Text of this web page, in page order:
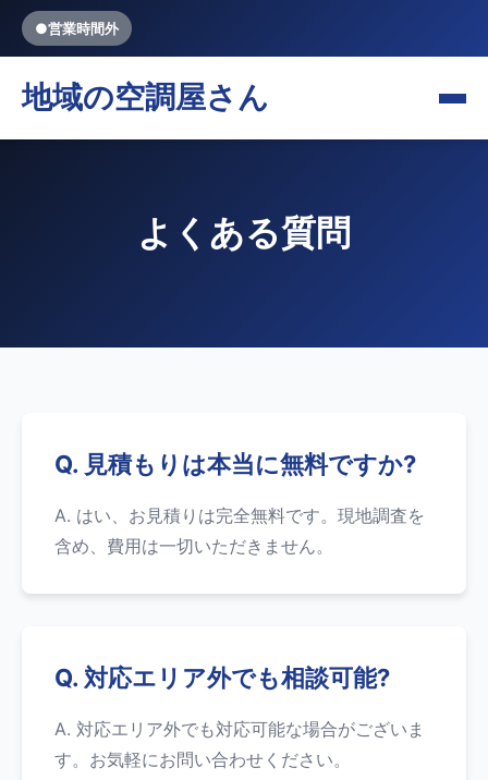
●営業時間外
地域の空調屋さん
よくある質問
Q. 見積もりは本当に無料ですか?
A. はい、お見積りは完全無料です。現地調査を
含め、費用は一切いただきません。
Q. 対応エリア外でも相談可能?
A. 対応エリア外でも対応可能な場合がございま
す。お気軽にお問い合わせください。